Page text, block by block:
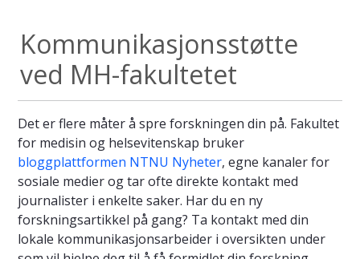
Kommunikasjonsstøtte
ved MH-fakultetet
Det er flere måter å spre forskningen din på. Fakultet
for medisin og helsevitenskap bruker
bloggplattformen NTNU Nyheter, egne kanaler for
sosiale medier og tar ofte direkte kontakt med
journalister i enkelte saker. Har du en ny
forskningsartikkel på gang? Ta kontakt med din
lokale kommunikasjonsarbeider i oversikten under